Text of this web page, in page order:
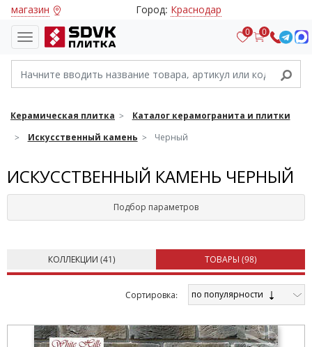
магазин Город: Краснодар
0 0
Керамическая плитка
Каталог керамогранита и плитки
Искусственный камень
Черный
ИСКУСCТВЕННЫЙ КАМЕНЬ ЧЕРНЫЙ
Подбор параметров
КОЛЛЕКЦИИ (41) ТОВАРЫ (98)
Cортировка: по популярности